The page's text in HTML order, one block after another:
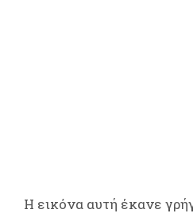
Η εικόνα αυτή έκανε